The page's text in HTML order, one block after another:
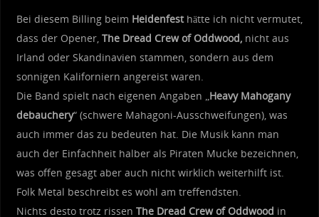
Bei diesem Billing beim Heidenfesthätte ich nicht vermutet,
dass der Opener, The Dread Crew of Oddwood,nicht aus
Irland oder Skandinavien stammen, sondern aus dem
sonnigen Kaliforniern angereist waren.
Die Band spielt nach eigenen Angaben „ Heavy Mahogany
debauchery“ (schwere Mahagoni-Ausschweifungen), was
auch immer das zu bedeuten hat. Die Musik kann man
auch der Einfachheit halber als Piraten Mucke bezeichnen,
was offen gesagt aber auch nicht wirklich weiterhilft ist.
Folk Metal beschreibt es wohl am treffendsten.
Nichts desto trotz rissen The Dread Crew of Oddwood in